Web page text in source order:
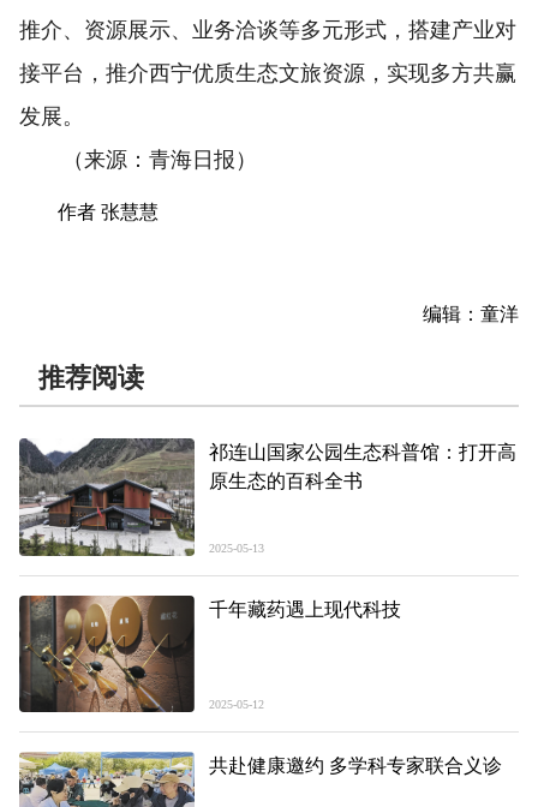
推介、资源展示、业务洽谈等多元形式，搭建产业对
接平台，推介西宁优质生态文旅资源，实现多方共赢
发展。
（来源：青海日报）
作者 张慧慧
编辑：童洋
推荐阅读
祁连山国家公园生态科普馆：打开高
原生态的百科全书
2025-05-13
千年藏药遇上现代科技
2025-05-12
共赴健康邀约 多学科专家联合义诊